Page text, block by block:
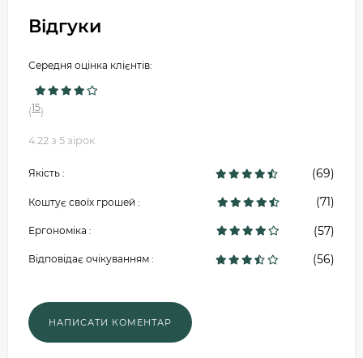
Відгуки
Середня оцінка клієнтів:
(15)
4.22 з 5 зірок
Якість : (69)
Коштує своїх грошей : (71)
Ергономіка : (57)
Відповідає очікуванням : (56)